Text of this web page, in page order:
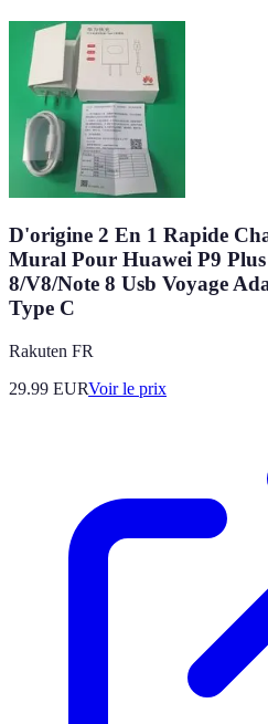
D'origine 2 En 1 Rapide
Mural Pour Huawei P9
8/V8/Note 8 Usb Voyage
Type C
Rakuten FR
29.99 EURVoir le prix